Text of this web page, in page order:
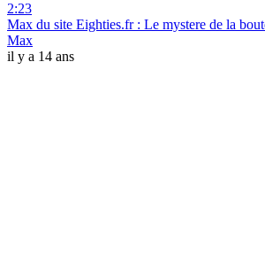
2:23
Max du site Eighties.fr : Le mystere de la
Max
il y a 14 ans